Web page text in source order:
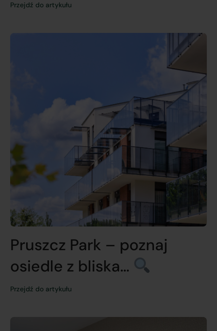
Przejdź do artykułu
Pruszcz Park – poznaj
osiedle z bliska…
Przejdź do artykułu